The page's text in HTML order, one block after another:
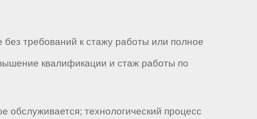
требований к стажу работы или полное
квалификации и стаж работы по
обслуживается; технологический процесс